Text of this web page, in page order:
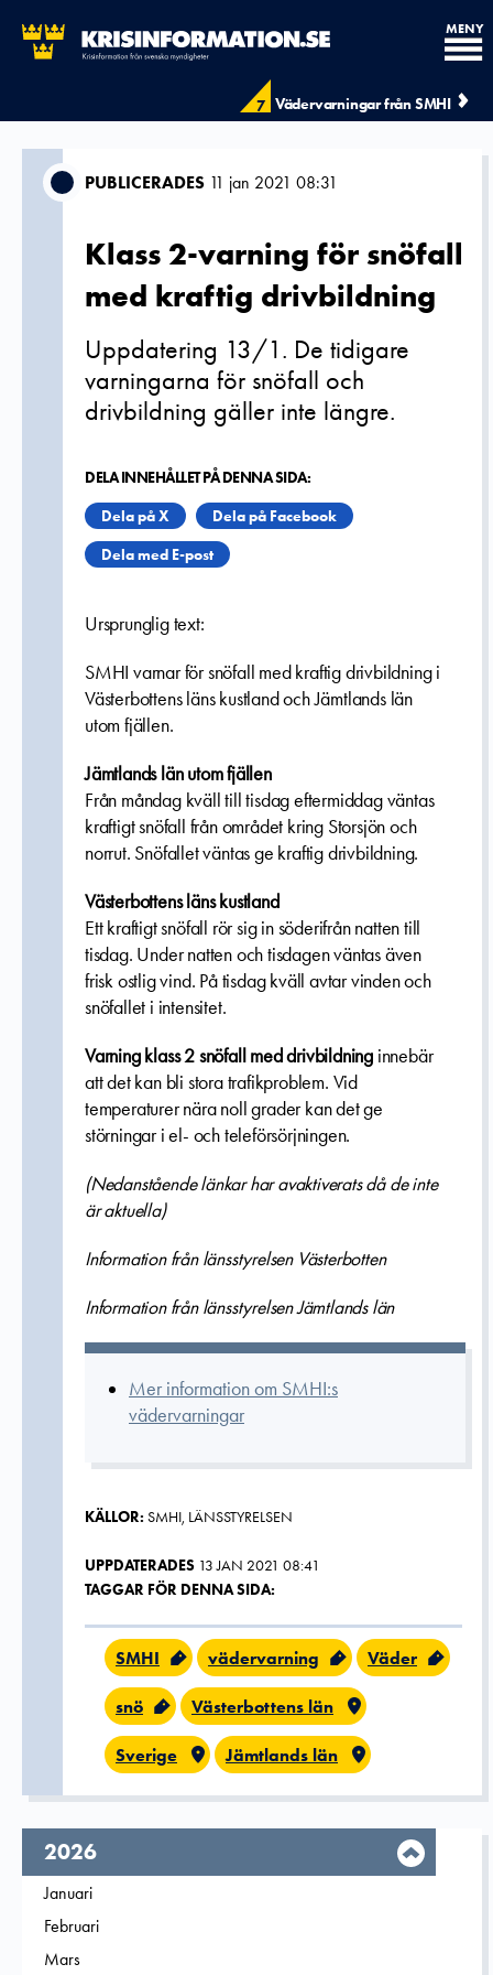
7 Vädervarningar från SMHI
MENY
PUBLICERADES 11 jan 2021 08:31
Klass 2-varning för snöfall
med kraftig drivbildning
Uppdatering 13/1. De tidigare
varningarna för snöfall och
drivbildning gäller inte längre.
DELA INNEHÅLLET PÅ DENNA SIDA:
Dela på X
Dela på Facebook
Dela med E-post
Ursprunglig text:
SMHI varnar för snöfall med kraftig drivbildning i
Västerbottens läns kustland och Jämtlands län
utom fjällen.
Jämtlands län utom fjällen
Från måndag kväll till tisdag eftermiddag väntas
kraftigt snöfall från området kring Storsjön och
norrut. Snöfallet väntas ge kraftig drivbildning.
Västerbottens läns kustland
Ett kraftigt snöfall rör sig in söderifrån natten till
tisdag. Under natten och tisdagen väntas även
frisk ostlig vind. På tisdag kväll avtar vinden och
snöfallet i intensitet.
Varning klass 2 snöfall med drivbildning innebär
att det kan bli stora trafikproblem. Vid
temperaturer nära noll grader kan det ge
störningar i el- och teleförsörjningen.
(Nedanstående länkar har avaktiverats då de inte
är aktuella)
Information från länsstyrelsen Västerbotten
Information från länsstyrelsen Jämtlands län
Mer information om SMHI:s
vädervarningar
KÄLLOR: SMHI, LÄNSSTYRELSEN
UPPDATERADES 13 JAN 2021 08:41
TAGGAR FÖR DENNA SIDA:
SMHI vädervarning Väder
snö Västerbottens län
Sverige Jämtlands län
År,
2026
Filtrera på
Januari
Filtrera på
Februari
Filtrera på
Mars